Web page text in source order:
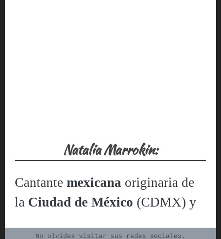
Natalia Marrokin:
Cantante mexicana originaria de
la Ciudad de México (CDMX) y
No olvides visitar sus redes sociales.